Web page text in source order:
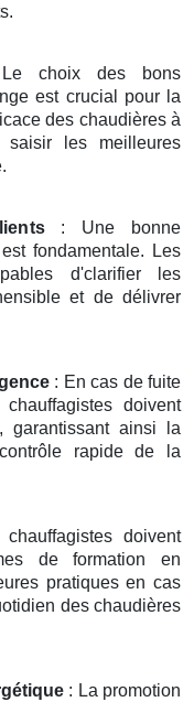
choix des bons
est crucial pour la
des chaudières à
saisir les meilleures
: Une bonne
fondamentale. Les
d'clarifier les
et de délivrer
: En cas de fuite
doivent
garantissant ainsi la
rapide de la
doivent
de formation en
pratiques en cas
des chaudières
: La promotion